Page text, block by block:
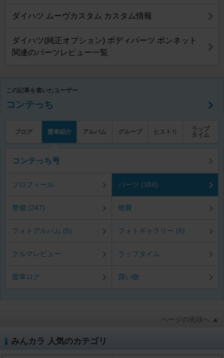
ダイハツ ムーヴカスタム カスタム情報
ダイハツ(純正オプション) ボディパーツ ボンネット
関連のパーツレビュー一覧
この記事を書いたユーザー
コンテっち
ブログ 愛車紹介 アルバム グループ ヒストリ
ラップ
タイム
コンテっち号
プロフィール パーツ (384)
整備 (247) 燃費
フォトアルバム (5) フォトギャラリー (6)
クルマレビュー ラップタイム
愛車ログ 買い物
ページの先頭へ ▲
みんカラ 人気のカテゴリ